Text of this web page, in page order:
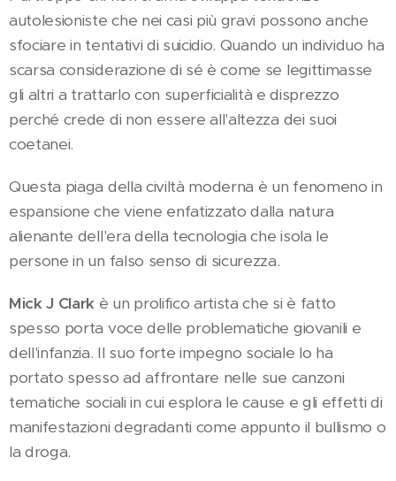
autolesioniste che nei casi più gravi possono anche
sfociare in tentativi di suicidio. Quando un individuo ha
scarsa considerazione di sé è come se legittimasse
gli altri a trattarlo con superficialità e disprezzo
perché crede di non essere all'altezza dei suoi
coetanei.
Questa piaga della civiltà moderna è un fenomeno in
espansione che viene enfatizzato dalla natura
alienante dell'era della tecnologia che isola le
persone in un falso senso di sicurezza.
Mick J Clark è un prolifico artista che si è fatto
spesso porta voce delle problematiche giovanili e
dell'infanzia. Il suo forte impegno sociale lo ha
portato spesso ad affrontare nelle sue canzoni
tematiche sociali in cui esplora le cause e gli effetti di
manifestazioni degradanti come appunto il bullismo o
la droga.